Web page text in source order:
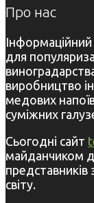
Про нас
для
виробництво
медових
суміжних
Сьогодні сайт
майданчиком
представників
світу.